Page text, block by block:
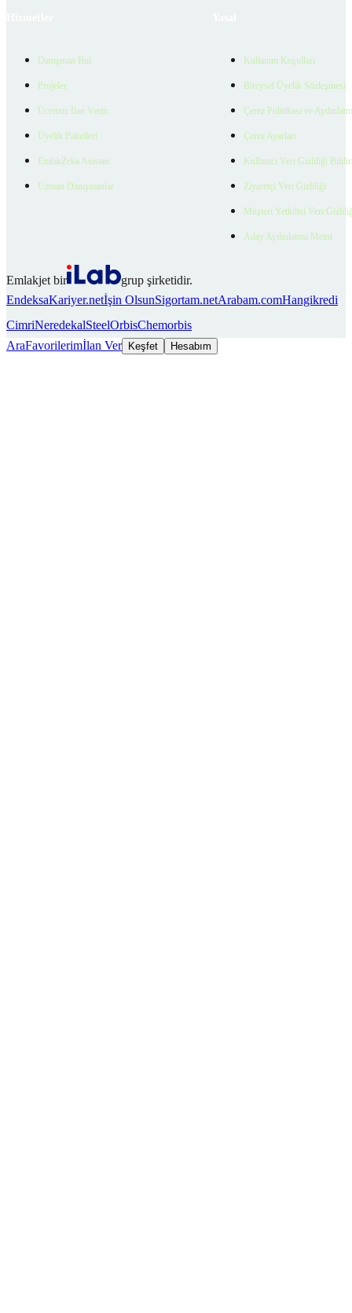
Danışman Bul
Projeler
Ücretsiz İlan Verin
Üyelik Paketleri
EmlakZeka Asistan
Uzman Danışmanlar
Kullanım Koşulları
Bireysel Üyelik Sözleşmesi
Çerez Politikası ve
Çerez Ayarları
Kullanıcı Veri Gizliliği
Ziyaretçi Veri Gizliliği
Müşteri Yetkilisi Veri
Aday Aydınlatma Metni
Emlakjet bir
grup şirketidir.
EndeksaKariyer.netİşin OlsunSigortam.netArabam.comHangikredi
CimriNeredekalSteelOrbisChemorbis
AraFavorilerimİlan Ver Keşfet Hesabım